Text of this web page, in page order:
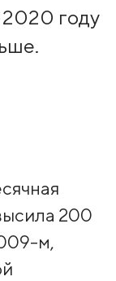
году
200
м,